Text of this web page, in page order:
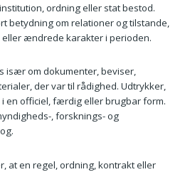
ordning eller stat bestod.
betydning om relationer og tilstande,
ændrede karakter i perioden.
især om dokumenter, beviser,
der var til rådighed. Udtrykker,
en officiel, færdig eller brugbar form.
, forsknings- og
at en regel, ordning, kontrakt eller